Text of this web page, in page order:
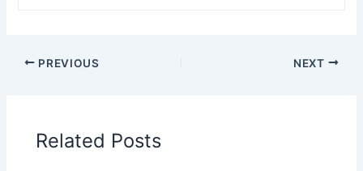
PREVIOUS NEXT
Related Posts